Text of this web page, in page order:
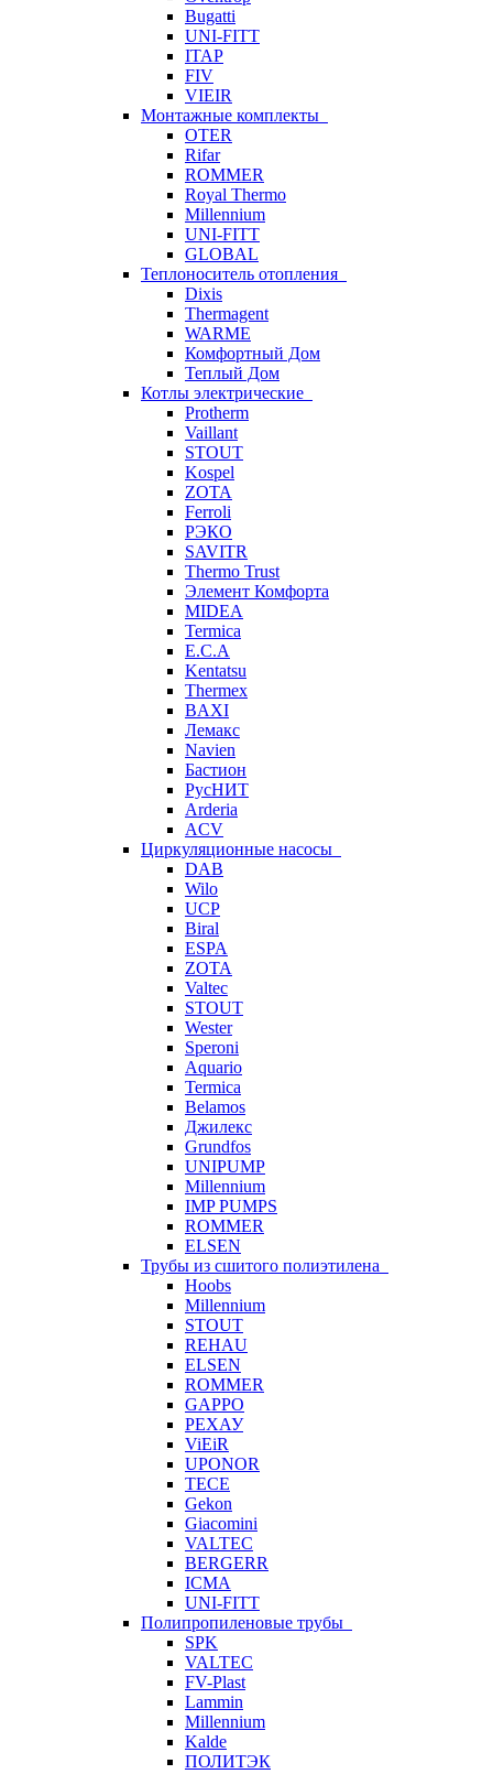
Bugatti
UNI-FITT
ITAP
FIV
VIEIR
Монтажные комплекты
OTER
Rifar
ROMMER
Royal Thermo
Millennium
UNI-FITT
GLOBAL
Теплоноситель отопления
Dixis
Thermagent
WARME
Комфортный Дом
Теплый Дом
Котлы электрические
Protherm
Vaillant
STOUT
Kospel
ZOTA
Ferroli
РЭКО
SAVITR
Thermo Trust
Элемент Комфорта
MIDEA
Termica
E.C.A
Kentatsu
Thermex
BAXI
Лемакс
Navien
Бастион
РусНИТ
Arderia
ACV
Циркуляционные насосы
DAB
Wilo
UCP
Biral
ESPA
ZOTA
Valtec
STOUT
Wester
Speroni
Aquario
Termica
Belamos
Джилекс
Grundfos
UNIPUMP
Millennium
IMP PUMPS
ROMMER
ELSEN
Трубы из сшитого полиэтилена
Hoobs
Millennium
STOUT
REHAU
ELSEN
ROMMER
GAPPO
РЕХАУ
ViEiR
UPONOR
TECE
Gekon
Giacomini
VALTEC
BERGERR
ICMA
UNI-FITT
Полипропиленовые трубы
SPK
VALTEC
FV-Plast
Lammin
Millennium
Kalde
ПОЛИТЭК